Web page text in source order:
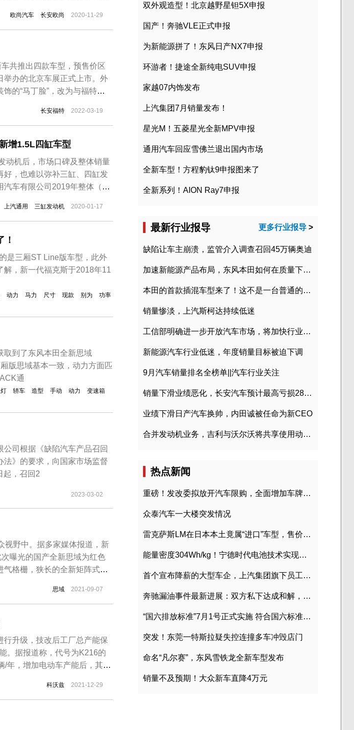
识，突出运动感。尺寸方面，
欧尚汽车 长安欧尚 2020-11-29
共推出四款车型，预售价区
举办的北京车展正式上市。外
的“马丁脸”，改为与福特
功能。分体式LED大灯组在
长安福特 2022-03-19
增1.5L四缸车型
动机后，市场口碑及整体销量
好，也难以弥补三缸、四缸发
车有限公司2019年整体（别
配置上只有1.0T/1.3T两款三
上汽通用 三缸发动机 2020-01-17
是三厢ST Line版车型，此外
解，新一代福克斯于2018年11
动力 马力 尺寸 现款 别为
功率
取到了东风本田全新思域
版思域基本一致，动力方面匹
通
轿车 造型 手动 动力
变速箱
司根据《缺陷汽车产品召回
》的要求，向国家市场监督
起，召回2
2023-03-02
视野中。据多家媒体报道，新
曝光的国产全新思域为红色
格栅，狭长的全新矩阵式大
更加动感。不过，对比现款
锐...
思域 2021-09-07
升级，技改后工厂总产能保
。据报道称，代号为K216的
/年，增加电动车产能后，其将
产能相应的对科沃兹进行了少
科沃兹 2021-12-29
双外观造型！北京越野星钽5X申报
国产！奔驰VLE正式申报
为新能源拼了！东风日产NX7申报
环游者！捷途全新纯电SUV申报
家越07内饰发布
上汽集团7月销量发布！
星光M！五菱星光全新MPV申报
通用汽车回应雪佛兰退出国内市场
全新车型！方程豹钛9申报图来了
全新系列！AION Ray7申报
最新行业报导 更多行业报导 >
缺陷让车主崩溃，监管介入调查召回45万辆奥迪
加速新能源产品布局，东风本田如何在质量下转型？
本田的首款插混车型来了！这不是一台普通的CR-V
销量惨淡，上汽斯柯达持续低迷
工信部明确进一步开放汽车市场，将加快行业兼并重组
新能源汽车行业低迷，年度销量目标被迫下调
9月汽车销量排名全榜单||汽车行业关注
销量下滑业绩恶化，长安汽车预计最高亏损28亿元
业绩下滑日产汽车换帅，内田诚被任命为新CEO
合并发动机业务，吉利与沃尔沃将共享使用动力总成
热点新闻
重磅！发改委拟放开汽车限购，全面增加车牌指标
众泰汽车一大楼突发情况
雷克萨斯LM在日本本土竟属“进口”车型，售价2580万日元
能量密度304Wh/kg！宁德时代电池技术实现突破
首个宣布降薪的大型车企，上汽集团旗下员工降薪文件曝光
奔驰漏油事件最新进展：双方私下达成和解，工商已介入调查
“国六排放标准”7月1号正式实施 符合国六标准车型目录一览
突发！东莞一特斯拉疑失控连撞多车冲毁店门
命名“凡尔赛”，东风雪铁龙全新车型发布
销量不及预期！大众新车直降4万元